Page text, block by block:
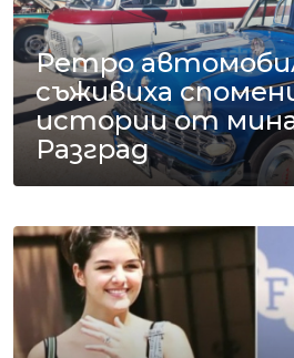
Ретро
съживиха
истории от
Разград